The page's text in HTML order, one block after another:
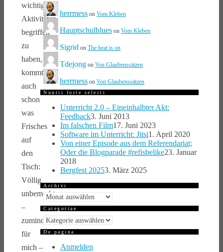
wichtigsten
Aktivitäten
begriffen
zu
haben,
kommt
auch
schon
was
Frisches
auf
den
Tisch:
Völlig
unbemerkt
–
zumindest
für
mich –
herrmess on Vom Kleben
Hauptschulblues on Vom Kleben
Sigrid on The heat is on
Tdejong on Von Glaubenssätzen
herrmess on Von Glaubenssätzen
Nuntii forte selecti
Unterricht 2.0 – Eineinhalbter Akt:
Feedback3. Juni 2013
Im falschen Film17. Juni 2023
Software im Unterricht: Jitsi1. April 2020
Von einer Episode aus dem Referendariat;
Oder die Blogparade #refisbelike23. Januar
2018
Bergfest 20253. März 2025
Archivi
Archivi
Categoriae
Categoriae
De pagina
Anmelden